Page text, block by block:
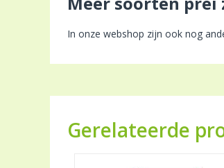
In onze webshop zijn ook nog
Gerelateerde